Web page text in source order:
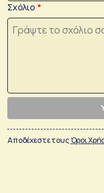
Σχόλιο
Αποδέχεστε τουςΌροι